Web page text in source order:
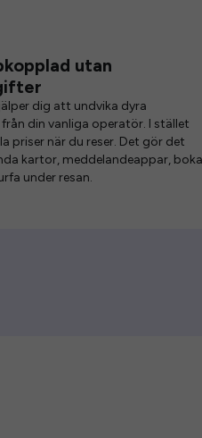
utan
dig att undvika dyra
din vanliga operatör. I stället
priser när du reser. Det gör det
kartor, meddelandeappar, boka
under resan.